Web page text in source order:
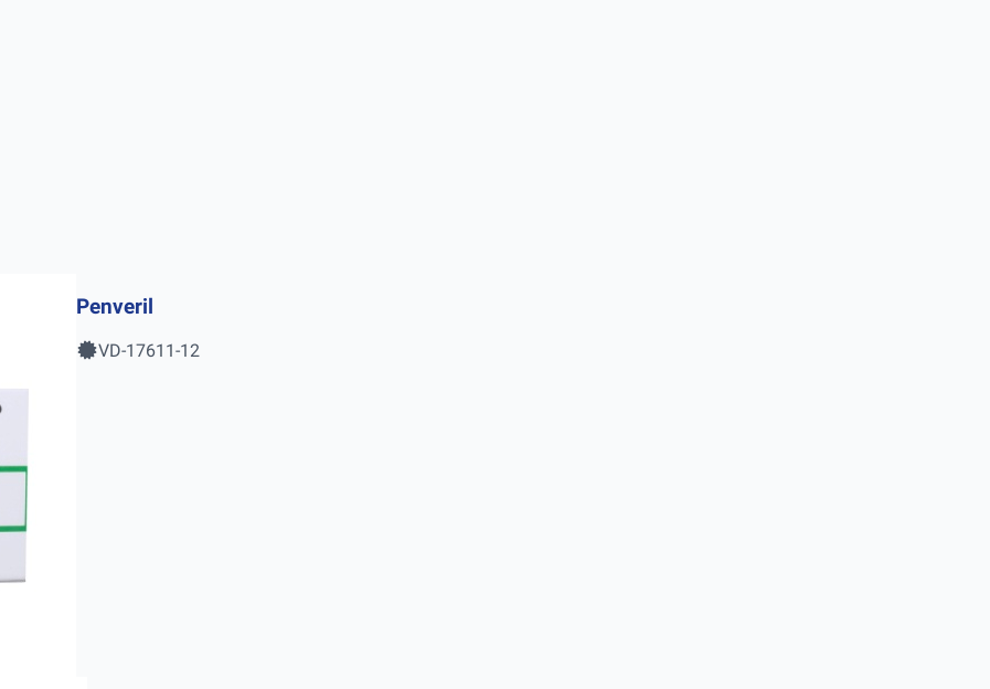
Penveril
VD-17611-12